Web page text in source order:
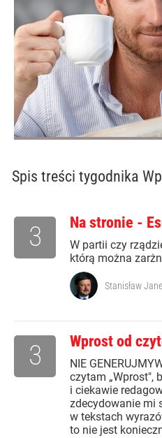
Spis treści tygodnika
Na stronie -
W partii czy
którą można
3
Stanisław
Wprost od
NIE
czytam „Wprost",
i ciekawie
zdecydowanie mi
w tekstach
to nie jest
3